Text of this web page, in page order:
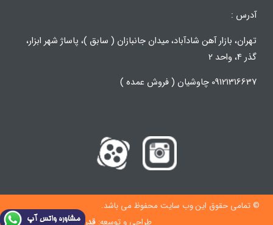
آدرس :
تهران، بازار آهن شادآباد، میدان جانبازان ( سابق )، پاساژ شهر ابزار،
گذر 4، واحد 2
09121316637 چاوشیان ( فروش عمده )
© تمامی حقوق این وب سایت محفوظ می باشد.
طراحی و توسعه: قدرت گرفته از فناوری مبنا